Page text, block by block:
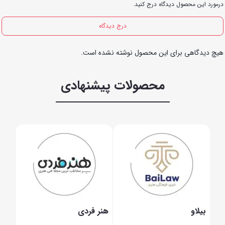
درمورد این محصول دیدگاه درج کنید.
درج دیدگاه
هیچ دیدگاهی برای این محصول نوشته نشده است.
محصولات پیشنهادی
بیلاو هنر فردی